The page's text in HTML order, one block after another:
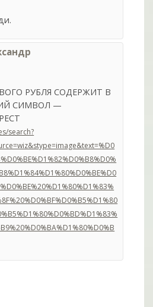
РУБЛЯ СОДЕРЖИТ В
СИМВОЛ —
search?